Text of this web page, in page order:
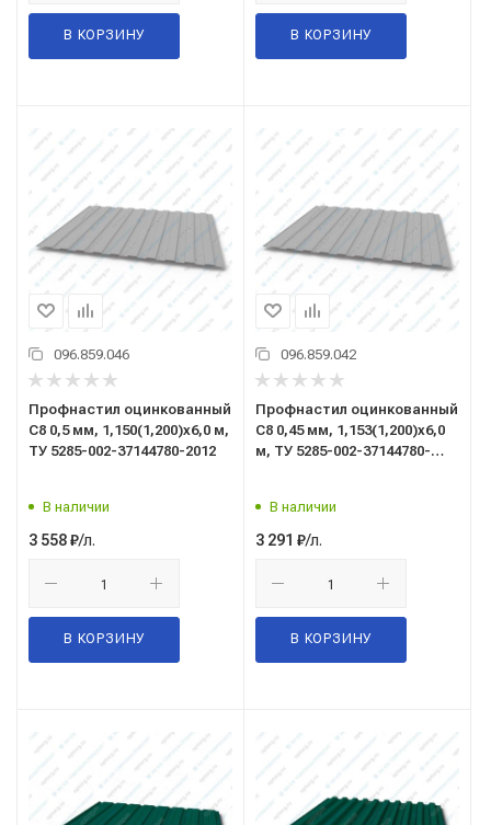
В КОРЗИНУ В КОРЗИНУ
096.859.046
Профнастил оцинкованный
C8 0,5 мм, 1,150(1,200)x6,0 м,
ТУ 5285-002-37144780-2012
В наличии
3 558₽/л.
В КОРЗИНУ
096.859.042
Профнастил оцинкованный
C8 0,45 мм, 1,153(1,200)x6,0
м, ТУ 5285-002-37144780-
В наличии
3 291 ₽/л.
В КОРЗИНУ